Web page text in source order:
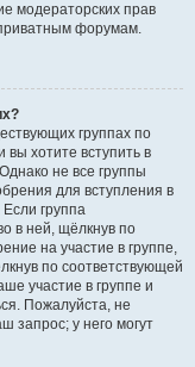
модераторских прав
форумам.
группах по
хотите вступить в
не все группы
для вступления в
группа
в ней, щёлкнув по
на участие в группе,
по соответствующей
участие в группе и
Пожалуйста, не
запрос; у него могут